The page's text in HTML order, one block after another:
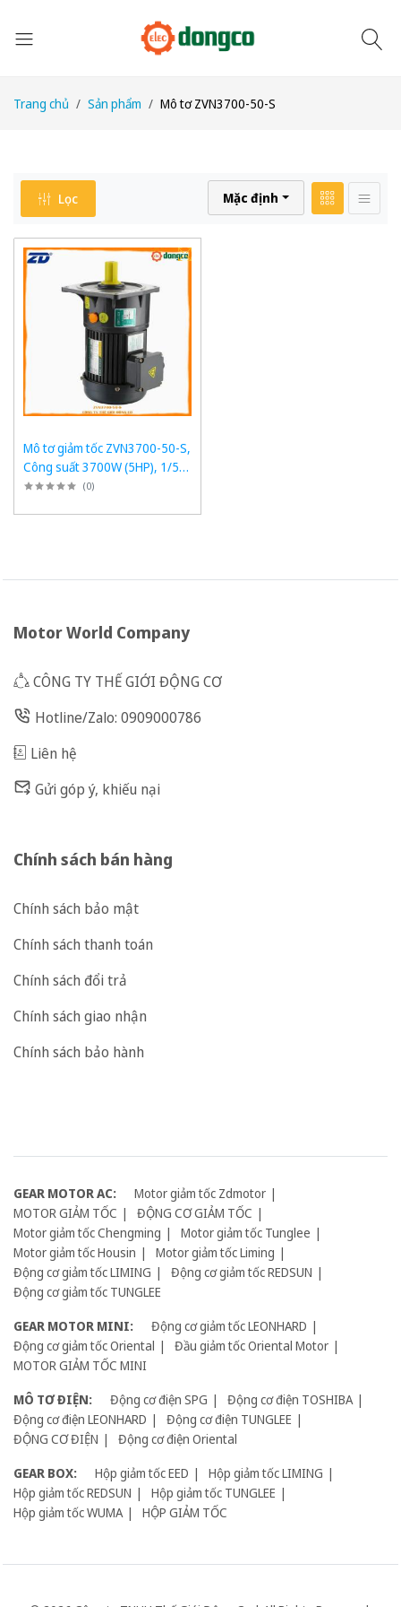
Trang chủ Sản phẩm Mô tơ ZVN3700-50-S
Lọc Mặc định
Mô tơ giảm tốc ZVN3700-50-S,
Công suất 3700W (5HP), 1/50,
Chân đế
(0)
Motor World Company
CÔNG TY THẾ GIỚI ĐỘNG CƠ
Hotline/Zalo: 0909000786
Liên hệ
Gửi góp ý, khiếu nại
Chính sách bán hàng
Chính sách bảo mật
Chính sách thanh toán
Chính sách đổi trả
Chính sách giao nhận
Chính sách bảo hành
GEAR MOTOR AC:
Motor giảm tốc Zdmotor
MOTOR GIẢM TỐC
ĐỘNG CƠ GIẢM TỐC
Motor giảm tốc Chengming
Motor giảm tốc Tunglee
Motor giảm tốc Housin
Motor giảm tốc Liming
Động cơ giảm tốc LIMING
Động cơ giảm tốc REDSUN
Động cơ giảm tốc TUNGLEE
GEAR MOTOR MINI:
Động cơ giảm tốc LEONHARD
Động cơ giảm tốc Oriental
Đầu giảm tốc Oriental Motor
MOTOR GIẢM TỐC MINI
MÔ TƠ ĐIỆN:
Động cơ điện SPG
Động cơ điện TOSHIBA
Động cơ điện LEONHARD
Động cơ điện TUNGLEE
ĐỘNG CƠ ĐIỆN
Động cơ điện Oriental
GEAR BOX:
Hộp giảm tốc EED
Hộp giảm tốc LIMING
Hộp giảm tốc REDSUN
Hộp giảm tốc TUNGLEE
Hộp giảm tốc WUMA
HỘP GIẢM TỐC